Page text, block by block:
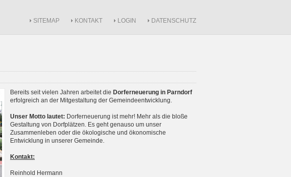
SITEMAP KONTAKT LOGIN DATENSCHUTZ
Bereits seit vielen Jahren arbeitet die Dorferneuerung in Parndorf
erfolgreich an der Mitgestaltung der Gemeindeentwicklung.
Unser Motto lautet: Dorferneuerung ist mehr! Mehr als die bloße
Gestaltung von Dorfplätzen. Es geht genauso um unser
Zusammenleben oder die ökologische und ökonomische
Entwicklung in unserer Gemeinde.
Kontakt:
Reinhold Hermann